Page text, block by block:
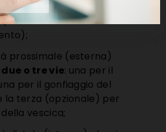
tutta la lunghezza di linea
(favorisce l’esatto
prossimale (esterna)
due o tre vie: una per il
per il gonfiaggio del
la terza (opzionale) per
vescica;